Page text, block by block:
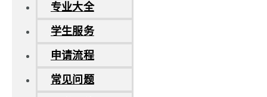
专业大全
学生服务
申请流程
常见问题